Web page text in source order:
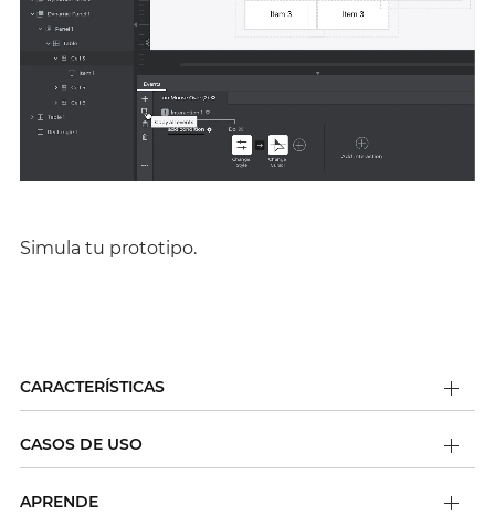
Simula tu prototipo.
CARACTERÍSTICAS
CASOS DE USO
APRENDE